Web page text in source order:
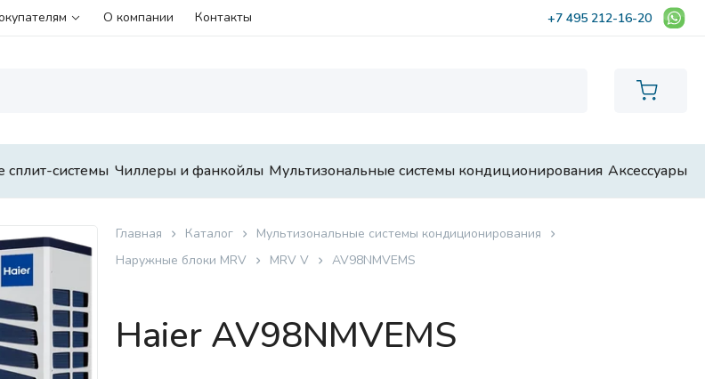
О компании Контакты +7 495 212-16-20
системы Чиллеры и фанкойлы Мультизональные системы кондиционирования Аксессуары
Главная Каталог
Мультизональные системы кондиционирования
Наружные блоки MRV
MRV V AV98NMVEMS
Haier AV98NMVEMS